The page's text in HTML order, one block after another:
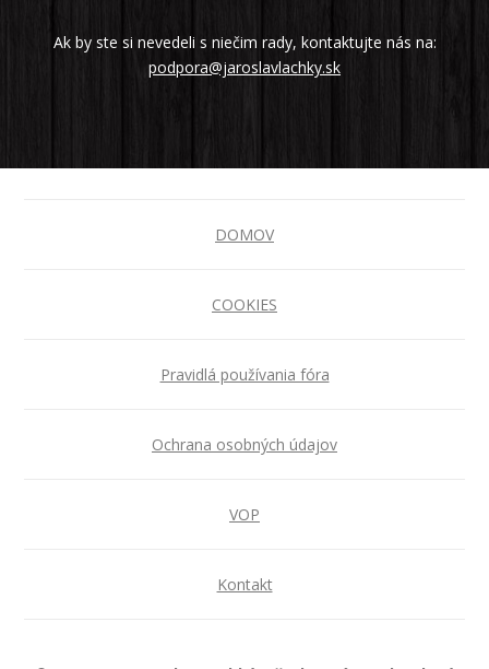
Ak by ste si nevedeli s niečim rady, kontaktujte nás na:
podpora@jaroslavlachky.sk
DOMOV
COOKIES
Pravidlá používania fóra
Ochrana osobných údajov
VOP
Kontakt